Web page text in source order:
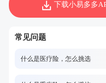
下载小易多多
常见问题
什么是医疗险，怎么挑选